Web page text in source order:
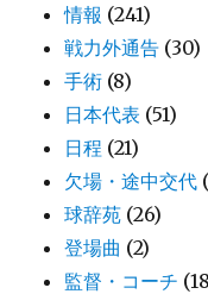
情報 (241)
戦力外通告 (30)
手術 (8)
日本代表 (51)
日程 (21)
欠場・途中交代
球辞苑 (26)
登場曲 (2)
監督・コーチ